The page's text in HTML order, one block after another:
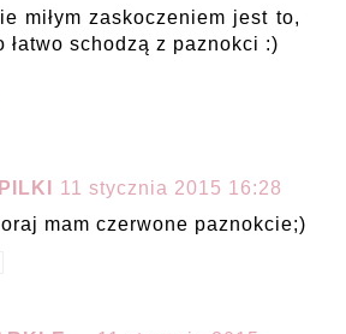
miłym zaskoczeniem jest to,
łatwo schodzą z paznokci :)
11 stycznia 2015 16:28
mam czerwone paznokcie;)